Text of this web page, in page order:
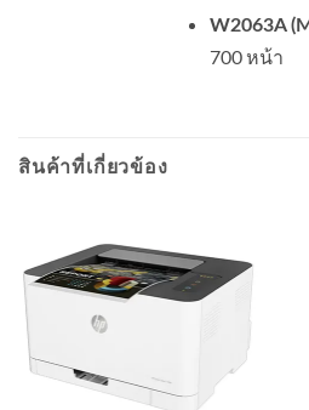
W2063A
700 หน้า
สินค้าที่เกี่ยวข้อง